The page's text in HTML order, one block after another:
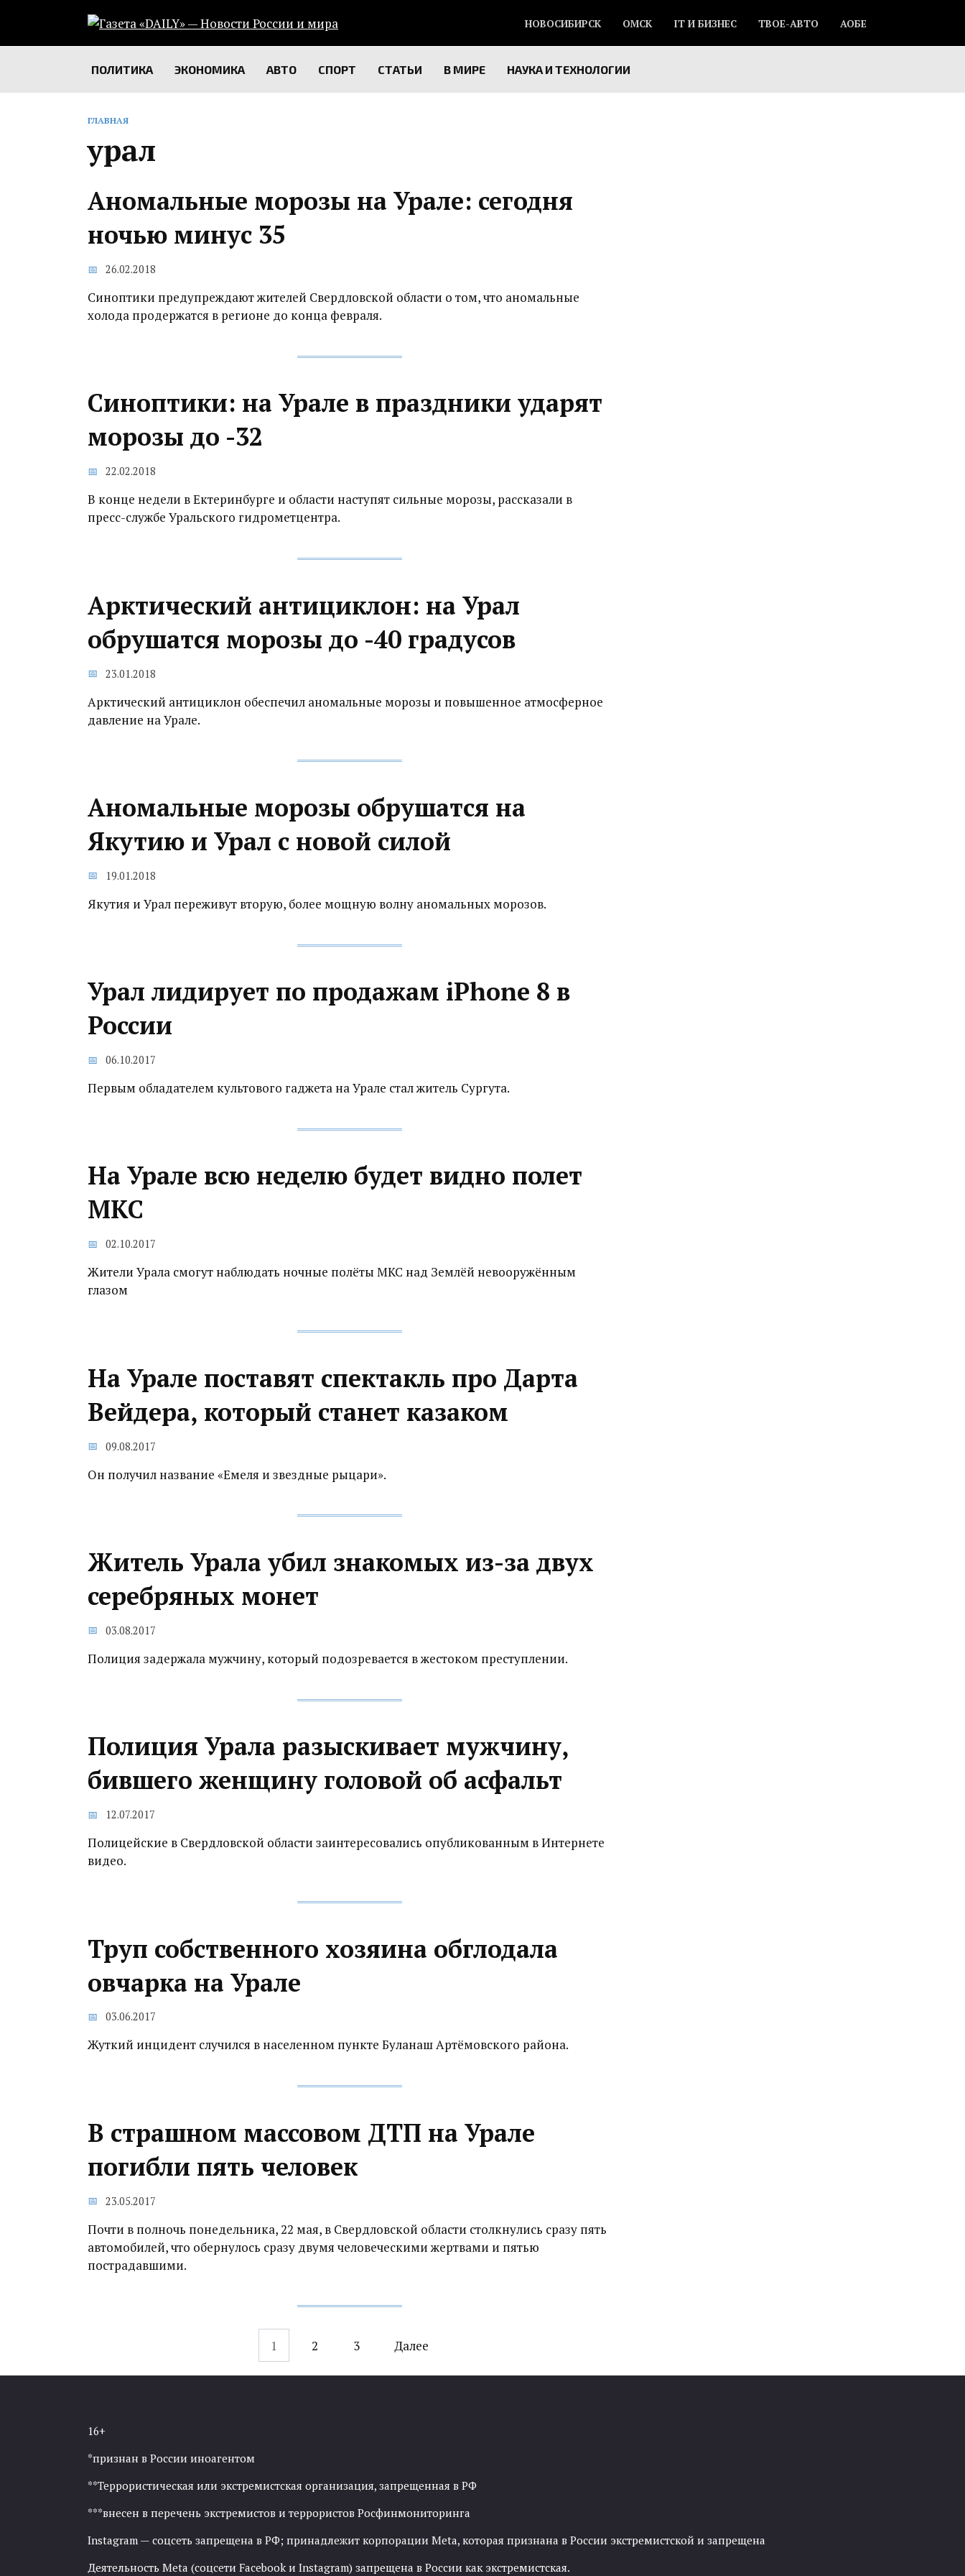
содержанию
НОВОСИБИРСК ОМСК IT И БИЗНЕС ТВОЕ-АВТО АОБЕ
ПОЛИТИКА ЭКОНОМИКА АВТО СПОРТ СТАТЬИ В МИРЕ НАУКА И ТЕХНОЛОГИИ
ГЛАВНАЯ
урал
Аномальные морозы на Урале: сегодня
ночью минус 35‍
26.02.2018
Синоптики предупреждают жителей Свердловской области о том, что аномальные
холода продержатся в регионе до конца февраля.
Синоптики: на Урале в праздники ударят
морозы до -32
22.02.2018
В конце недели в Ектеринбурге и области наступят сильные морозы, рассказали в
пресс-службе Уральского гидрометцентра.
Арктический антициклон: на Урал
обрушатся морозы до -40 градусов
23.01.2018
Арктический антициклон обеспечил аномальные морозы и повышенное атмосферное
давление на Урале.
Аномальные морозы обрушатся на
Якутию и Урал с новой силой
19.01.2018
Якутия и Урал переживут вторую, более мощную волну аномальных морозов.
Урал лидирует по продажам iPhone 8 в
России
06.10.2017
Первым обладателем культового гаджета на Урале стал житель Сургута.
На Урале всю неделю будет видно полет
МКС
02.10.2017
Жители Урала смогут наблюдать ночные полёты МКС над Землёй невооружённым
глазом
На Урале поставят спектакль про Дарта
Вейдера, который станет казаком
09.08.2017
Он получил название «Емеля и звездные рыцари».
Житель Урала убил знакомых из-за двух
серебряных монет
03.08.2017
Полиция задержала мужчину, который подозревается в жестоком преступлении.
Полиция Урала разыскивает мужчину,
бившего женщину головой об асфальт
12.07.2017
Полицейские в Свердловской области заинтересовались опубликованным в Интернете
видео.
Труп собственного хозяина обглодала
овчарка на Урале
03.06.2017
Жуткий инцидент случился в населенном пункте Буланаш Артёмовского района.
В страшном массовом ДТП на Урале
погибли пять человек
23.05.2017
Почти в полночь понедельника, 22 мая, в Свердловской области столкнулись сразу пять
автомобилей, что обернулось сразу двумя человеческими жертвами и пятью
пострадавшими.
записям
1 2 3 Далее
16+
*признан в России иноагентом
**Террористическая или экстремистская организация, запрещенная в РФ
***внесен в перечень экстремистов и террористов Росфинмониторинга
Instagram — соцсеть запрещена в РФ; принадлежит корпорации Meta, которая признана в России экстремистской и запрещена
Деятельность Meta (соцсети Facebook и Instagram) запрещена в России как экстремистская.